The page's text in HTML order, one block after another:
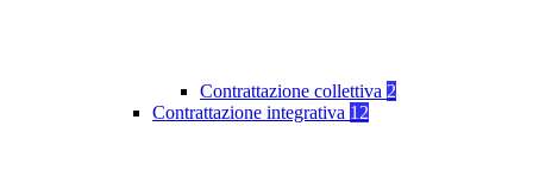
Contrattazione collettiva 2
Contrattazione integrativa 12